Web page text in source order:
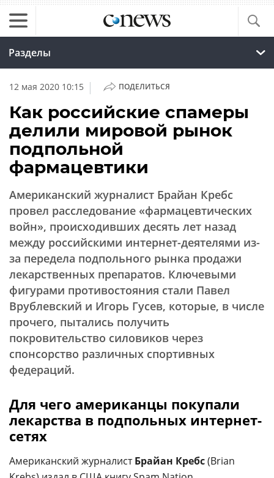
Разделы
12 мая 2020 10:15 | ПОДЕЛИТЬСЯ
Как российские спамеры
делили мировой рынок
подпольной
фармацевтики
Американский журналист Брайан Кребс
провел расследование «фармацевтических
войн», происходивших десять лет назад
между российскими интернет-деятелями из-
за передела подпольного рынка продажи
лекарственных препаратов. Ключевыми
фигурами противостояния стали Павел
Врублевский и Игорь Гусев, которые, в числе
прочего, пытались получить
покровительство силовиков через
спонсорство различных спортивных
федераций.
Для чего американцы покупали
лекарства в подпольных интернет-
сетях
Американский журналистБрайан Кребс(Brian